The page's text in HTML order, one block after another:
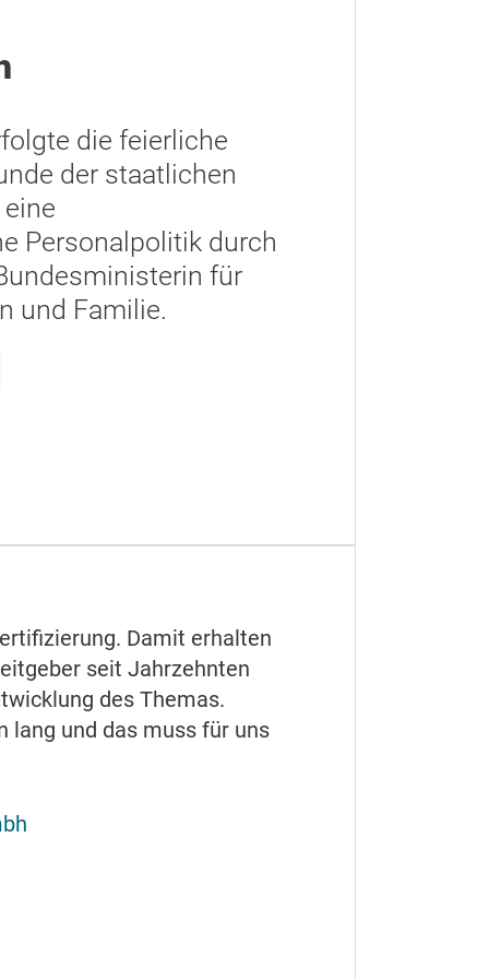
die feierliche
der staatlichen
Personalpolitik durch
für
und Familie.
Damit erhalten
seit Jahrzehnten
des Themas.
lang und das muss für uns